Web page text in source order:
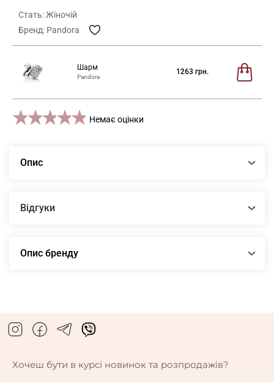
Стать: Жіночій
Бренд: Pandora
Шарм
Pandora
1263 грн.
5 stars
4 stars
3 stars
2 stars
1 star Немає оцінки
Опис
Відгуки
Опис бренду
Хочеш бути в курсі новинок та розпродажів?